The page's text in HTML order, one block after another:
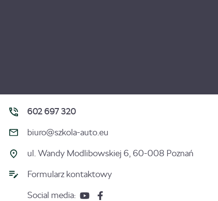
602 697 320
biuro@szkola-auto.eu
ul. Wandy Modlibowskiej 6, 60-008 Poznań
Formularz kontaktowy
Social media: